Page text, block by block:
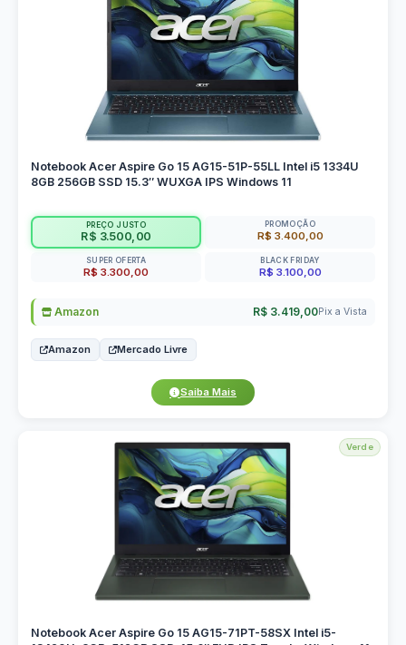
Notebook Acer Aspire Go 15 AG15-51P-55LL Intel i5 1334U
8GB 256GB SSD 15.3″ WUXGA IPS Windows 11
PREÇO JUSTO
R$ 3.500,00
PROMOÇÃO
R$ 3.400,00
SUPER OFERTA
R$ 3.300,00
BLACK FRIDAY
R$ 3.100,00
Amazon R$ 3.419,00Pix a Vista
Amazon Mercado Livre
Saiba Mais
Verde
Notebook Acer Aspire Go 15 AG15-71PT-58SX Intel i5-